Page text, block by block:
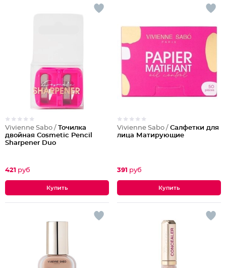
Vivienne Sabo / Точилка
двойная Cosmetic Pencil
Sharpener Duo
421 руб
Vivienne Sabo / Салфетки для
лица Матирующие
391 руб